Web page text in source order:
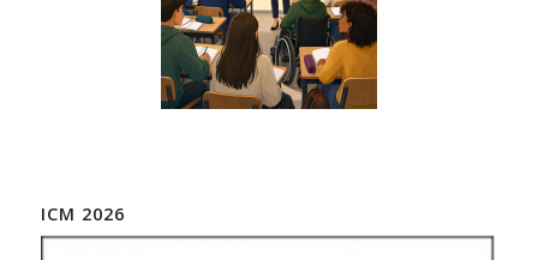
ICM 2026